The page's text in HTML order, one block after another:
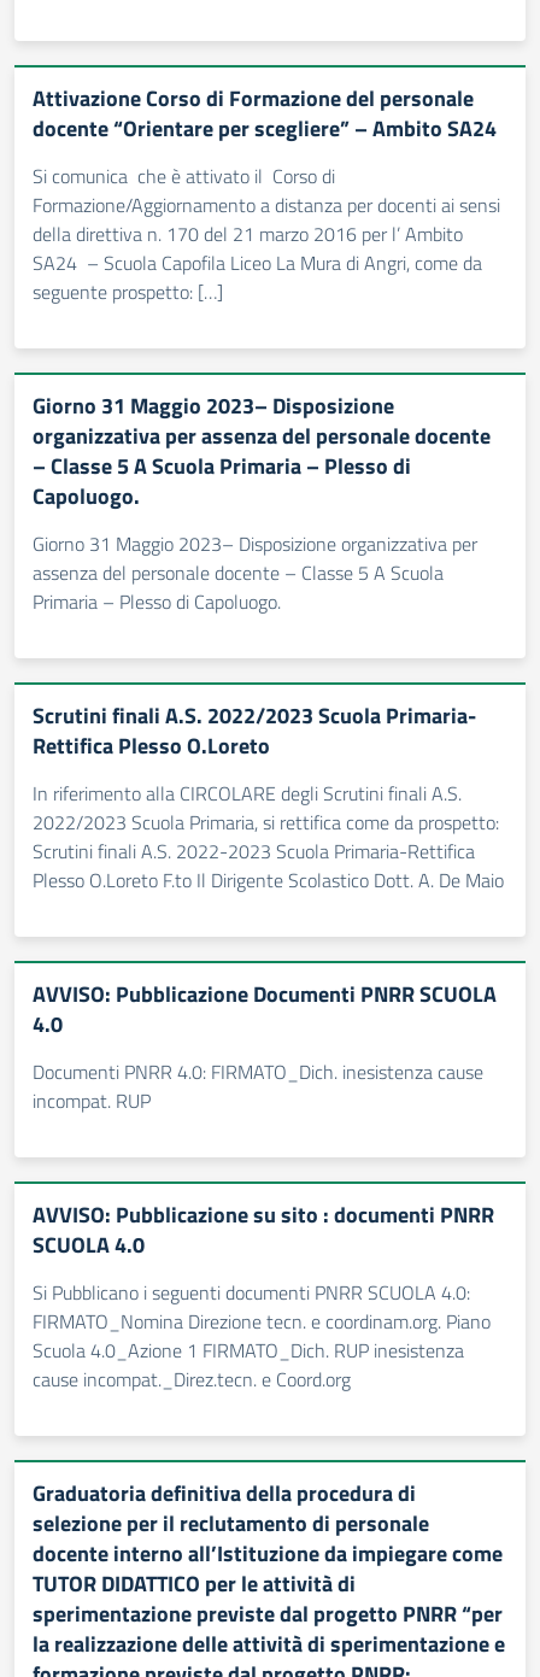
Attivazione Corso di Formazione del personale
docente “Orientare per scegliere” – Ambito SA24
Si comunica che è attivato il Corso di
Formazione/Aggiornamento a distanza per docenti ai sensi
della direttiva n. 170 del 21 marzo 2016 per l’ Ambito
SA24 – Scuola Capofila Liceo La Mura di Angri, come da
seguente prospetto: […]
Giorno 31 Maggio 2023– Disposizione
organizzativa per assenza del personale docente
– Classe 5 A Scuola Primaria – Plesso di
Capoluogo.
Giorno 31 Maggio 2023– Disposizione organizzativa per
assenza del personale docente – Classe 5 A Scuola
Primaria – Plesso di Capoluogo.
Scrutini finali A.S. 2022/2023 Scuola Primaria-
Rettifica Plesso O.Loreto
In riferimento alla CIRCOLARE degli Scrutini finali A.S.
2022/2023 Scuola Primaria, si rettifica come da prospetto:
Scrutini finali A.S. 2022-2023 Scuola Primaria-Rettifica
Plesso O.Loreto F.to Il Dirigente Scolastico Dott. A. De Maio
AVVISO: Pubblicazione Documenti PNRR SCUOLA
4.0
Documenti PNRR 4.0: FIRMATO_Dich. inesistenza cause
incompat. RUP
AVVISO: Pubblicazione su sito : documenti PNRR
SCUOLA 4.0
Si Pubblicano i seguenti documenti PNRR SCUOLA 4.0:
FIRMATO_Nomina Direzione tecn. e coordinam.org. Piano
Scuola 4.0_Azione 1 FIRMATO_Dich. RUP inesistenza
cause incompat._Direz.tecn. e Coord.org
Graduatoria definitiva della procedura di
selezione per il reclutamento di personale
docente interno all’Istituzione da impiegare come
TUTOR DIDATTICO per le attività di
sperimentazione previste dal progetto PNRR “per
la realizzazione delle attività di sperimentazione e